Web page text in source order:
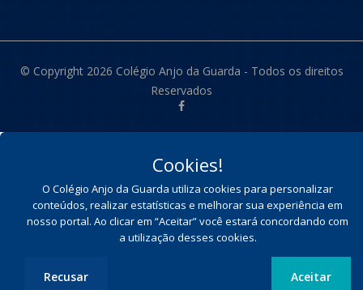
© Copyright 2026 Colégio Anjo da Guarda - Todos os direitos
Reservados
Cookies!
O Colégio Anjo da Guarda utiliza cookies para personalizar
conteúdos, realizar estatísticas e melhorar sua experiência em
nosso portal. Ao clicar em “Aceitar” você estará concordando com
a utilização desses cookies.
Recusar Aceitar